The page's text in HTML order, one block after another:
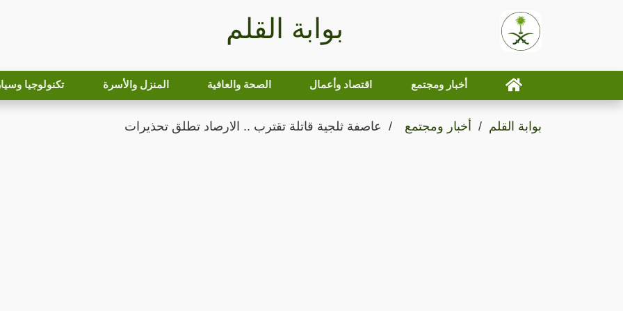
بوابة القلم
أخبار ومجتمع اقتصاد وأعمال الصحة والعافية المنزل والأسرة تكنولوجيا
بوابة القلم أخبار ومجتمع عاصفة ثلجية قاتلة تقترب .. الارصاد تطلق تحذيرات